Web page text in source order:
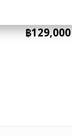
฿129,000